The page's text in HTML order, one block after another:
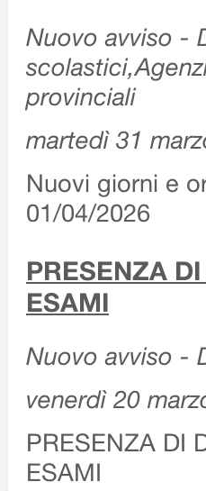
Nuovo avviso -
provinciali
martedì 31
Nuovi giorni e
01/04/2026
PRESENZA
ESAMI
Nuovo avviso -
venerdì 20
PRESENZA DI
ESAMI